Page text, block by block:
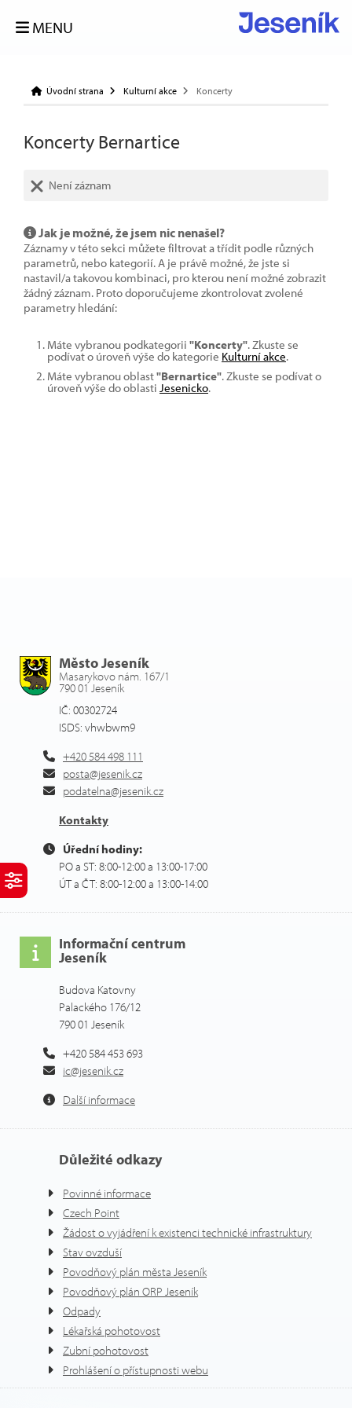
MENU
Úvodní strana Kulturní akce Koncerty
Koncerty Bernartice
Není záznam
Jak je možné, že jsem nic nenašel?
Záznamy v této sekci můžete filtrovat a třídit podle různých
parametrů, nebo kategorií. A je právě možné, že jste si
nastavil/a takovou kombinaci, pro kterou není možné zobrazit
žádný záznam. Proto doporučujeme zkontrolovat zvolené
parametry hledání:
Máte vybranou podkategorii "Koncerty". Zkuste se
podívat o úroveň výše do kategorie Kulturní akce.
Máte vybranou oblast"Bernartice". Zkuste se podívat o
úroveň výše do oblasti Jesenicko.
Město Jeseník
Masarykovo nám. 167/1
790 01 Jeseník
IČ: 00302724
ISDS: vhwbwm9
+420 584 498 111
posta@jesenik.cz
podatelna@jesenik.cz
Kontakty
Úřední hodiny:
PO a ST: 8:00-12:00 a 13:00-17:00
ÚT a ČT: 8:00-12:00 a 13:00-14:00
Informační centrum
Jeseník
Budova Katovny
Palackého 176/12
790 01 Jeseník
+420 584 453 693
ic@jesenik.cz
Další informace
Důležité odkazy
Povinné informace
Czech Point
Žádost o vyjádření k existenci technické infrastruktury
Stav ovzduší
Povodňový plán města Jeseník
Povodňový plán ORP Jeseník
Odpady
Lékařská pohotovost
Zubní pohotovost
Prohlášení o přístupnosti webu